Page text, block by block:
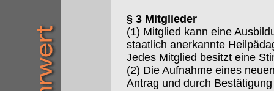
§ 3 Mitglieder
(1) Mitglied kann eine
staatlich anerkannte
Jedes Mitglied besitzt eine
(2) Die Aufnahme eines
Antrag und durch